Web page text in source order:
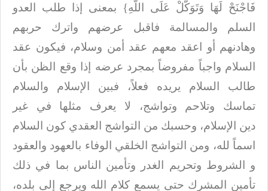
فَاجْنَحْ لَهَا وَتَوَكَّلْ عَلَى اللّهِ} بمعنى إذا طلب
العدو
السلم والمسالمة فاقبل عرضهم واترك حربهم
وهادنهم أو اعقد معهم عقد أمن وسلام، فيكون عقد
السلام واجباً مفروضاً بمجرد عرضه إذا وقع الظن بأن
طالب السلام
يريده فعلاً، فبين الإسلام والسلام
تماسك وتلاحم وتواشج، لا يعرف مثلها في غير
دين
الإسلام، وحسبك من التواشج العقدي كون السلام
اسماً لله، ومن التواشج الخلقي الوفاء بالعهود والعقود
و الشروط وتحريم الغدر وتأمين الناس بما في ذلك
تأمين المشرك حتى يسمع كلام الله ويرجع إلى بلده،